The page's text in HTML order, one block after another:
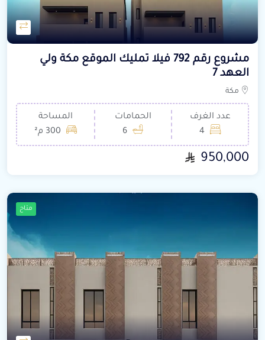
مشروع رقم 792 فيلا تمليك الموقع مكة ولي
العهد 7
مكة
عدد الغرف
4
الحمامات
6
المساحة
300 م²
950,000
متاح